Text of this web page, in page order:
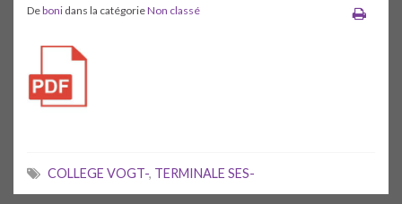
Deboni dans la catégorieNon classé
COLLEGE VOGT-, TERMINALE SES-